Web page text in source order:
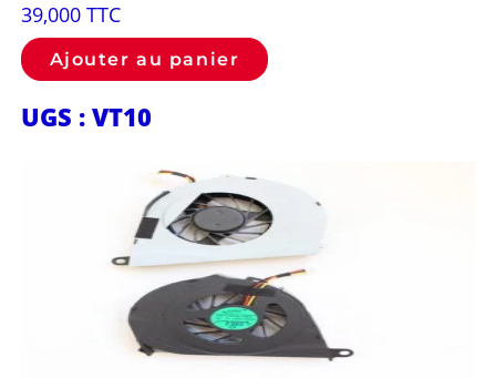
39,000 TTC
Ajouter au panier
UGS : VT10